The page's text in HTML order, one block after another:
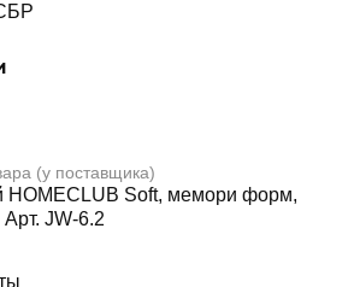
(у поставщика)
HOMECLUB Soft, мемори форм,
JW-6.2